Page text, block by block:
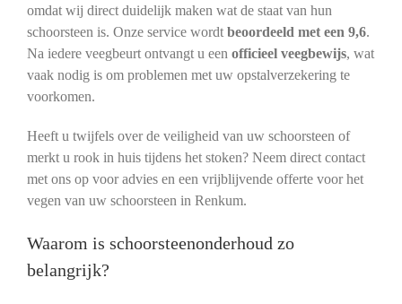
omdat wij direct duidelijk maken wat de staat van hun
schoorsteen is. Onze service wordt beoordeeld met een 9,6.
Na iedere veegbeurt ontvangt u een officieel veegbewijs, wat
vaak nodig is om problemen met uw opstalverzekering te
voorkomen.
Heeft u twijfels over de veiligheid van uw schoorsteen of
merkt u rook in huis tijdens het stoken? Neem direct contact
met ons op voor advies en een vrijblijvende offerte voor het
vegen van uw schoorsteen in Renkum.
Waarom is schoorsteenonderhoud zo
belangrijk?